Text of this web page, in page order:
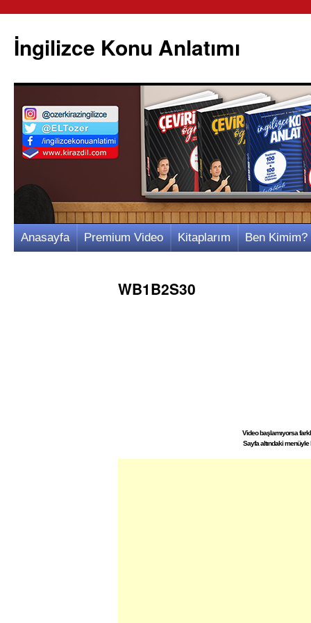
İngilizce Konu Anlatımı
İçeriğe
Anasayfa Premium Video Kitaplarım Ben Kimim?
WB1B2S30
Video başlamıyorsa
Sayfa altındaki